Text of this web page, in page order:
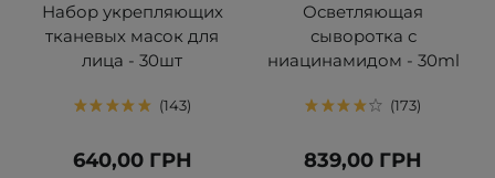
Набор укрепляющих
тканевых масок для
лица - 30шт
143
640,00 ГРН
Осветляющая
сыворотка с
ниацинамидом - 30ml
173
839,00 ГРН